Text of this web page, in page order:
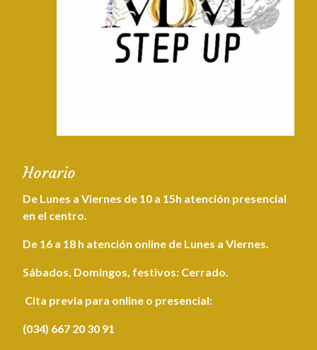
Horario
De Lunes a Viernes de 10 a 15h atención presencial
en el centro.
De 16 a 18 h atención online de Lunes a Viernes.
Sábados, Domingos, festivos: Cerrado.
Cita previa para online o presencial:
(034) 667 20 30 91